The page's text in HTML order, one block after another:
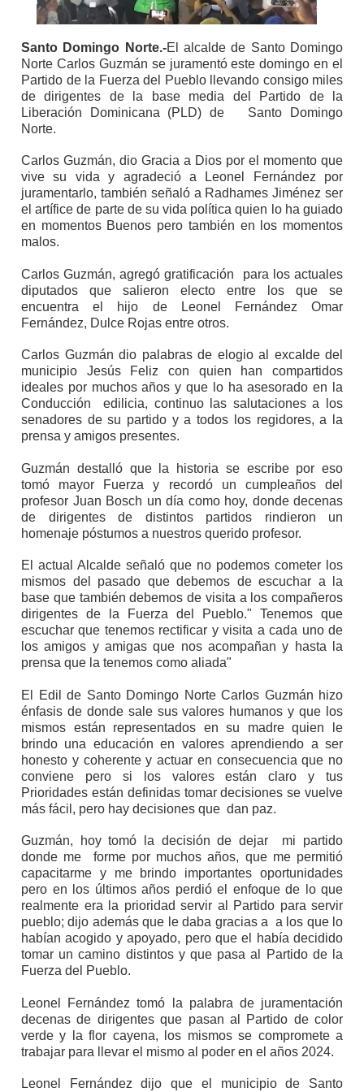
Santo Domingo Norte.-El alcalde de Santo Domingo
Norte Carlos Guzmán se juramentó este domingo en el
Partido de la Fuerza del Pueblo llevando consigo miles
de dirigentes de la base media del Partido de la
Liberación Dominicana (PLD) de
Santo Domingo
Norte.
Carlos Guzmán, dio Gracia a Dios por el momento que
vive su vida y agradeció a Leonel Fernández por
juramentarlo, también señaló a Radhames Jiménez ser
el artífice de parte de su vida política quien lo ha guiado
en momentos Buenos pero también en los momentos
malos.
Carlos Guzmán, agregó gratificación
para los actuales
diputados que salieron electo entre los que se
encuentra el hijo de Leonel Fernández Omar
Fernández, Dulce Rojas entre otros.
Carlos Guzmán dio palabras de elogio al excalde del
municipio Jesús Feliz con quien han compartidos
ideales por muchos años y que lo ha asesorado en la
Conducción
edilicia, continuo las salutaciones a los
senadores de su partido y a todos los regidores, a la
prensa y amigos presentes.
Guzmán destalló que la historia se escribe por eso
tomó mayor Fuerza y recordó un cumpleaños del
profesor Juan Bosch un día como hoy, donde decenas
de dirigentes de distintos partidos rindieron un
homenaje póstumos a nuestros querido profesor.
El actual Alcalde señaló que no podemos cometer los
mismos del pasado que debemos de escuchar a la
base que también debemos de visita a los compañeros
dirigentes de la Fuerza del Pueblo." Tenemos que
escuchar que tenemos rectificar y visita a cada uno de
los amigos y amigas que nos acompañan y hasta la
prensa que la tenemos como aliada"
El Edil de Santo Domingo Norte Carlos Guzmán hizo
énfasis de donde sale sus valores humanos y que los
mismos están representados en su madre quien le
brindo una educación en valores aprendiendo a ser
honesto y coherente y actuar en consecuencia que no
conviene pero si los valores están claro y tus
Prioridades están definidas tomar decisiones se vuelve
más fácil, pero hay decisiones que dan paz.
Guzmán, hoy tomó la decisión de dejar
mi partido
donde me
forme por muchos años, que me permitió
capacitarme y me brindo importantes oportunidades
pero en los últimos años perdió el enfoque de lo que
realmente era la prioridad servir al Partido para servir
pueblo; dijo además que le daba gracias a a los que lo
habían acogido y apoyado, pero que el había decidido
tomar un camino distintos y que pasa al Partido de la
Fuerza del Pueblo.
Leonel Fernández tomó la palabra de juramentación
decenas de dirigentes que pasan al Partido de color
verde y la flor cayena, los mismos se compromete a
trabajar para llevar el mismo al poder en el años 2024.
Leonel Fernández dijo que el municipio de Santo